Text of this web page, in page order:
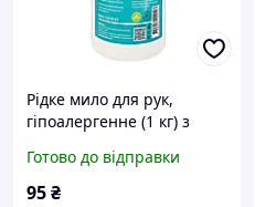
Рідке мило для рук,
гіпоалергенне (1 кг) з
Готово до відправки
95₴